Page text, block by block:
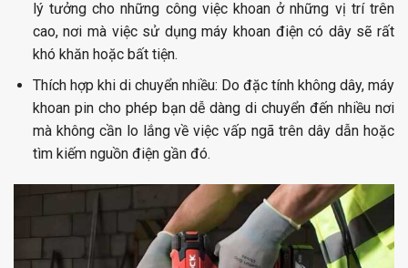
lý tưởng cho những công việc khoan ở những vị trí trên
cao, nơi mà việc sử dụng máy khoan điện có dây sẽ rất
khó khăn hoặc bất tiện.
Thích hợp khi di chuyển nhiều: Do đặc tính không dây, máy
khoan pin cho phép bạn dễ dàng di chuyển đến nhiều nơi
mà không cần lo lắng về việc vấp ngã trên dây dẫn hoặc
tìm kiếm nguồn điện gần đó.